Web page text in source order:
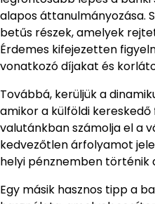
alapos áttanulmányozása.
betűs részek, amelyek
Érdemes kifejezetten
vonatkozó díjakat és
Továbbá, kerüljük a
amikor a külföldi kereskedő
valutánkban számolja el a
kedvezőtlen árfolyamot
helyi pénznemben történik
Egy másik hasznos tipp a